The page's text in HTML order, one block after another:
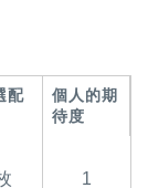
配
個人的期
待度
1